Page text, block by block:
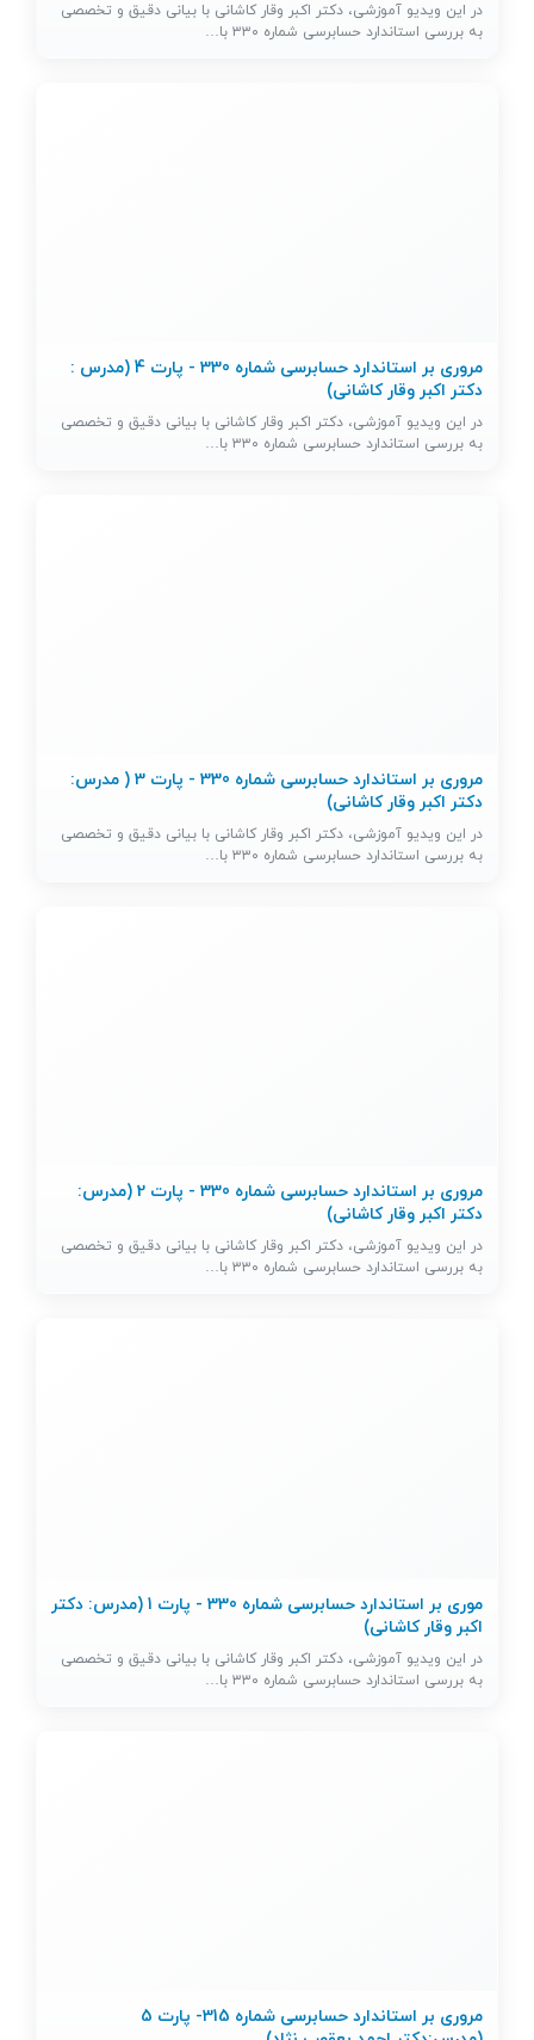
در این ویدیو آموزشی، دکتر اکبر وقار کاشانی با بیانی دقیق و تخصصی
به بررسی استاندارد حسابرسی شماره ۳۳۰ با…
مروری بر استاندارد حسابرسی شماره 330 - پارت 4 (مدرس :
دکتر اکبر وقار کاشانی)
در این ویدیو آموزشی، دکتر اکبر وقار کاشانی با بیانی دقیق و تخصصی
به بررسی استاندارد حسابرسی شماره ۳۳۰ با…
مروری بر استاندارد حسابرسی شماره 330 - پارت 3 ( مدرس:
دکتر اکبر وقار کاشانی)
در این ویدیو آموزشی، دکتر اکبر وقار کاشانی با بیانی دقیق و تخصصی
به بررسی استاندارد حسابرسی شماره ۳۳۰ با…
مروری بر استاندارد حسابرسی شماره 330 - پارت 2 (مدرس:
دکتر اکبر وقار کاشانی)
در این ویدیو آموزشی، دکتر اکبر وقار کاشانی با بیانی دقیق و تخصصی
به بررسی استاندارد حسابرسی شماره ۳۳۰ با…
موری بر استاندارد حسابرسی شماره 330 - پارت 1 (مدرس: دکتر
اکبر وقار کاشانی)
در این ویدیو آموزشی، دکتر اکبر وقار کاشانی با بیانی دقیق و تخصصی
به بررسی استاندارد حسابرسی شماره ۳۳۰ با…
مروری بر استاندارد حسابرسی شماره 315- پارت 5